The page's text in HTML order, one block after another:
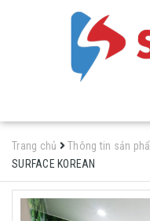
Trang chủ Thông tin sản
SURFACE KOREAN